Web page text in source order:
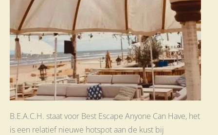
B.E.A.C.H. staat voor Best Escape Anyone Can Have, het
is een relatief nieuwe hotspot aan de kust bij